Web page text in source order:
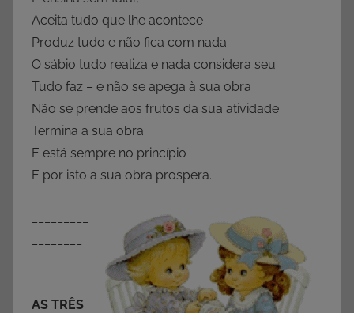
Aceita tudo que lhe acontece
Produz tudo e não fica com nada.
O sábio tudo realiza e nada considera seu
Tudo faz – e não se apega à sua obra
Não se prende aos frutos da sua atividade
Termina a sua obra
E está sempre no princípio
E por isto a sua obra prospera.
AS TRÊS